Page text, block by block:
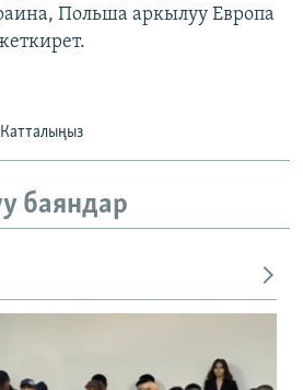
Польша аркылуу Европа
Катталыңыз
баяндар